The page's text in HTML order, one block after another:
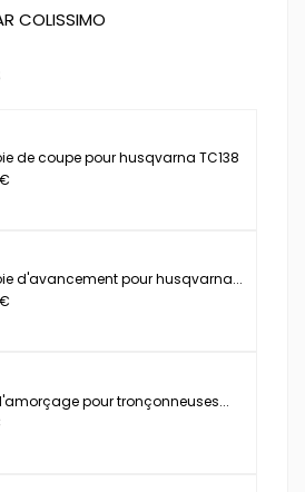
COLISSIMO
de coupe pour husqvarna TC138
d'avancement pour husqvarna...
pour tronçonneuses...